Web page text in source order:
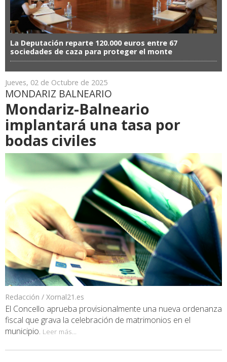
La Deputación reparte 120.000 euros entre 67
sociedades de caza para proteger el monte
Jueves, 02 de Octubre de 2025
MONDARIZ BALNEARIO
Mondariz-Balneario
implantará una tasa por
bodas civiles
Redacción / Xornal21.es
El Concello aprueba provisionalmente una nueva ordenanza
fiscal que grava la celebración de matrimonios en el
municipio. Leer más...